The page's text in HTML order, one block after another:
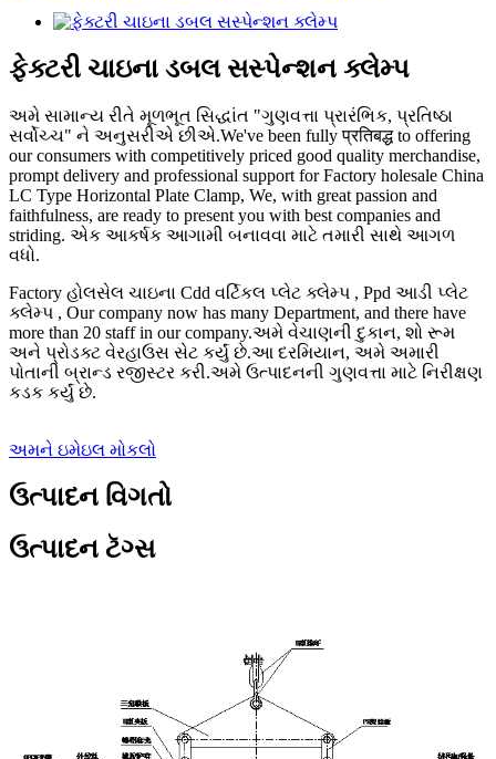
ફેક્ટરી ચાઇના ડબલ સસ્પેન્શન ક્લેમ્પ
અમે સામાન્ય રીતે મૂળભૂત સિદ્ધાંત "ગુણવત્તા પ્રારંભિક, પ્રતિષ્ઠા
સર્વોચ્ચ" ને અનુસરીએ છીએ.We've been fully प्रतिबद्ध to offering
our consumers with competitively priced good quality merchandise,
prompt delivery and professional support for Factory holesale China
LC Type Horizontal Plate Clamp, We, with great passion and
faithfulness, are ready to present you with best companies and
striding. એક આકર્ષક આગામી બનાવવા માટે તમારી સાથે આગળ
વધો.
Factory હોલસેલ ચાઇના Cdd વર્ટિકલ પ્લેટ ક્લેમ્પ , Ppd આડી પ્લેટ
ક્લેમ્પ , Our company now has many Department, and there have
more than 20 staff in our company.અમે વેચાણની દુકાન, શો રૂમ
અને પ્રોડક્ટ વેરહાઉસ સેટ કર્યું છે.આ દરમિયાન, અમે અમારી
પોતાની બ્રાન્ડ રજીસ્ટર કરી.અમે ઉત્પાદનની ગુણવત્તા માટે નિરીક્ષણ
કડક કર્યું છે.
અમને ઇમેઇલ મોકલો
ઉત્પાદન વિગતો
ઉત્પાદન ટૅગ્સ